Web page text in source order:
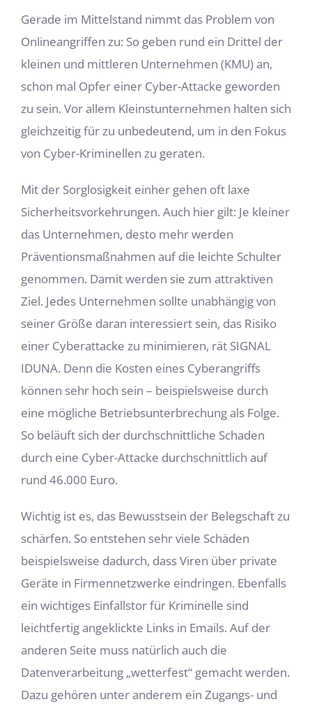
Gerade im Mittelstand nimmt das Problem von
Onlineangriffen zu: So geben rund ein Drittel der
kleinen und mittleren Unternehmen (KMU) an,
schon mal Opfer einer Cyber-Attacke geworden
zu sein. Vor allem Kleinstunternehmen halten sich
gleichzeitig für zu unbedeutend, um in den Fokus
von Cyber-Kriminellen zu geraten.
Mit der Sorglosigkeit einher gehen oft laxe
Sicherheitsvorkehrungen. Auch hier gilt: Je kleiner
das Unternehmen, desto mehr werden
Präventionsmaßnahmen auf die leichte Schulter
genommen. Damit werden sie zum attraktiven
Ziel. Jedes Unternehmen sollte unabhängig von
seiner Größe daran interessiert sein, das Risiko
einer Cyberattacke zu minimieren, rät SIGNAL
IDUNA. Denn die Kosten eines Cyberangriffs
können sehr hoch sein – beispielsweise durch
eine mögliche Betriebsunterbrechung als Folge.
So beläuft sich der durchschnittliche Schaden
durch eine Cyber-Attacke durchschnittlich auf
rund 46.000 Euro.
Wichtig ist es, das Bewusstsein der Belegschaft zu
schärfen. So entstehen sehr viele Schäden
beispielsweise dadurch, dass Viren über private
Geräte in Firmennetzwerke eindringen. Ebenfalls
ein wichtiges Einfallstor für Kriminelle sind
leichtfertig angeklickte Links in Emails. Auf der
anderen Seite muss natürlich auch die
Datenverarbeitung „wetterfest“ gemacht werden.
Dazu gehören unter anderem ein Zugangs- und